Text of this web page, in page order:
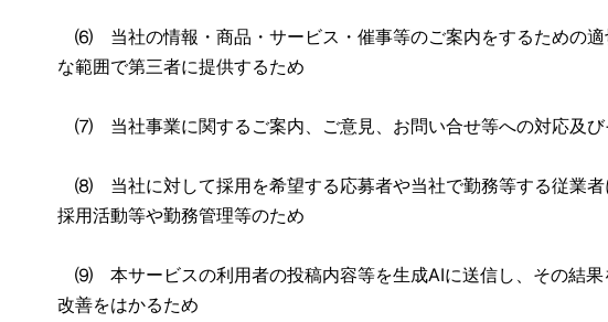
⑹ 当社の情報・商品・サービス・催事等のご案内をするための適
な範囲で第三者に提供するため
⑺ 当社事業に関するご案内、ご意見、お問い合せ等への対応及び
⑻ 当社に対して採用を希望する応募者や当社で勤務等する従業者
採用活動等や勤務管理等のため
⑼ 本サービスの利用者の投稿内容等を生成AIに送信し、その結果
改善をはかるため